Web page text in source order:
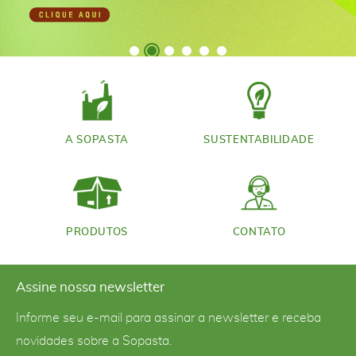
A SOPASTA SUSTENTABILIDADE
PRODUTOS CONTATO
Assine nossa newsletter
Informe seu e-mail para assinar a newsletter e receba
novidades sobre a Sopasta.